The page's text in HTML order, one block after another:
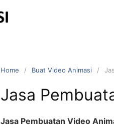
Home Buat Video Animasi
Jasa
Jasa Pembuatan Video